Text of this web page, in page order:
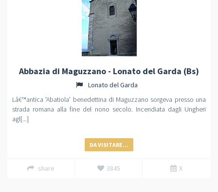
Abbazia di Maguzzano - Lonato del Garda (Bs)
Lonato del Garda
Lâ€™antica 'Abatiola' benedettina di Maguzzano sorgeva presso una
strada romana alla fine del nono secolo. Incendiata dagli Ungheri
agl[...]
DA VISITARE...
share 3845 X